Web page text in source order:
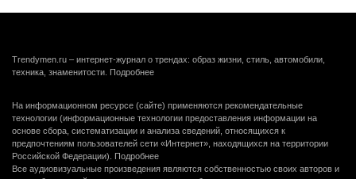
Trendymen.ru – интернет-журнал о трендах: образ жизни, стиль, автомобили,
техника, знаменитости. Подробнее
На информационном ресурсе (сайте) применяются рекомендательные
технологии (информационные технологии предоставления информации на
основе сбора, систематизации и анализа сведений, относящихся к
предпочтениям пользователей сети «Интернет», находящихся на территории
Российской Федерации). Подробнее
Все аудиовизуальные произведения являются собственностью своих авторов и